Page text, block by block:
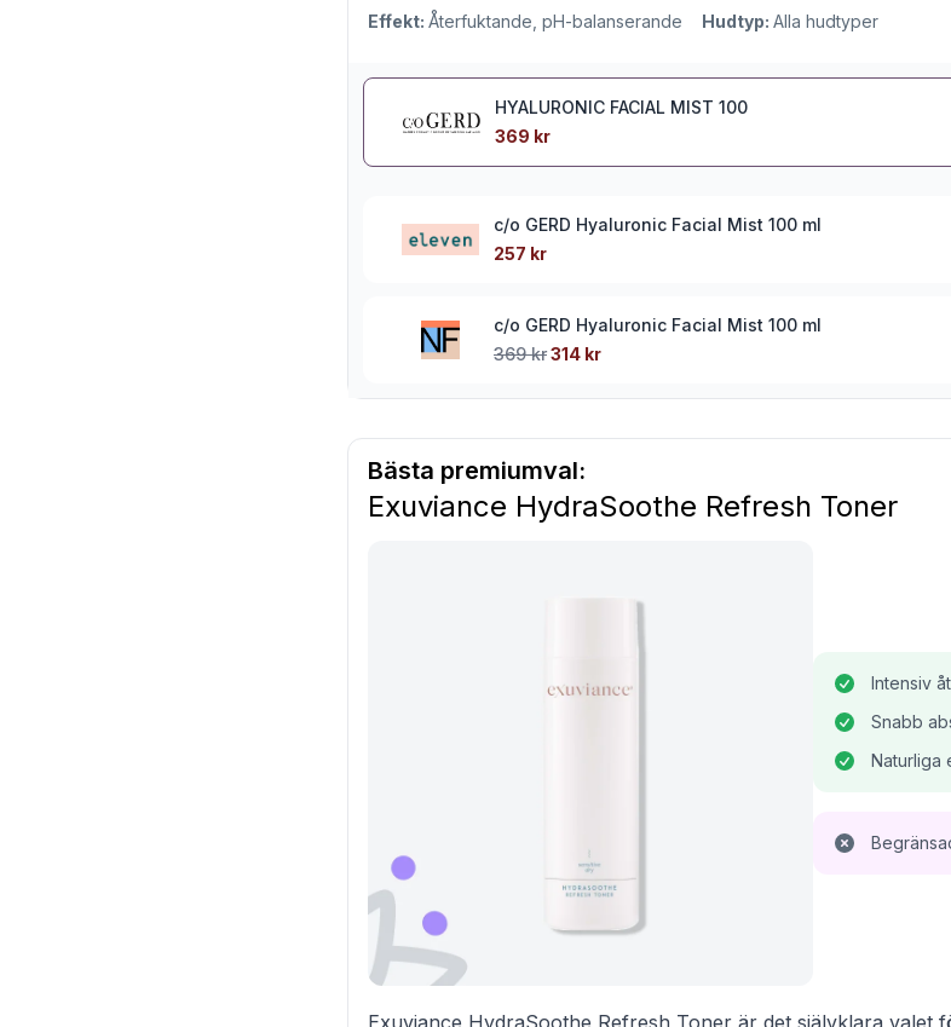
Effekt: Återfuktande, pH-balanserande Hudtyp: Alla hudtyper
HYALURONIC FACIAL MIST 100
369 kr
c/o GERD Hyaluronic Facial Mist 100 ml
257 kr
c/o GERD Hyaluronic Facial Mist 100 ml
369 kr314 kr
Bästa premiumval:
Exuviance HydraSoothe Refresh Toner
Intensiv
Snabb
Naturliga